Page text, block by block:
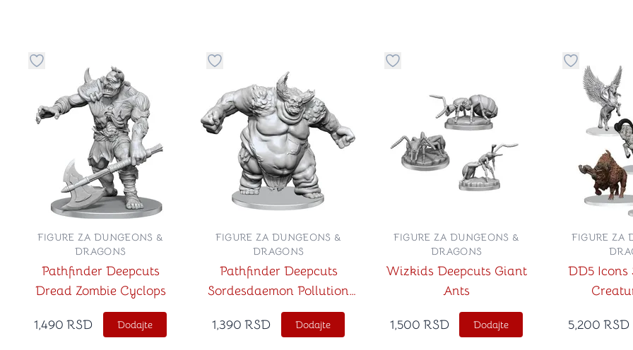
Dugme za dodavanje stvari u kategoriju omiljeno
Pathfinder Deepcuts
Dread Zombie Cyclops
FIGURE ZA DUNGEONS &
DRAGONS
1,490 RSD Dodajte
Dugme za dodavanje stvari u kategoriju omiljeno
Pathfinder Deepcuts
Sordesdaemon Pollution
Daemon
FIGURE ZA DUNGEONS &
DRAGONS
1,390 RSD Dodajte
Dugme za dodavanje stvari u kategoriju omiljeno
Wizkids Deepcuts Giant
Ants
FIGURE ZA DUNGEONS &
DRAGONS
1,500 RSD Dodajte
Dugme za
DD5 Icons
FIGURE ZA
5,200 RSD